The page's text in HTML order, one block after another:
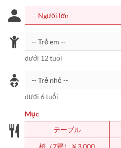
dưới 12 tuổi
dưới 6 tuổi
Mục
テーブル
桜（7畳）￥3,000